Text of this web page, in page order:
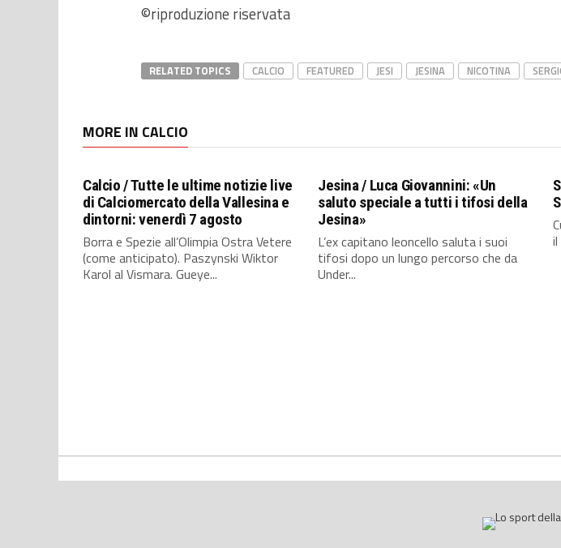
©riproduzione riservata
RELATED TOPICS CALCIO FEATURED JESI JESINA NICOTINA
MORE IN CALCIO
Calcio / Tutte le ultime notizie live
di Calciomercato della Vallesina e
dintorni: venerdì 7 agosto
Borra e Spezie all’Olimpia Ostra Vetere
(come anticipato). Paszynski Wiktor
Karol al Vismara. Gueye...
Jesina / Luca Giovannini: «Un
saluto speciale a tutti i tifosi della
Jesina»
L’ex capitano leoncello saluta i suoi
tifosi dopo un lungo percorso che da
Under...